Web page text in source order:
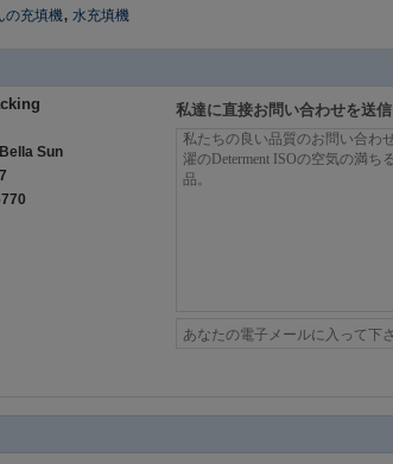
の充填機, 水充填機
Sun
私達に直接お問い合わせを送信